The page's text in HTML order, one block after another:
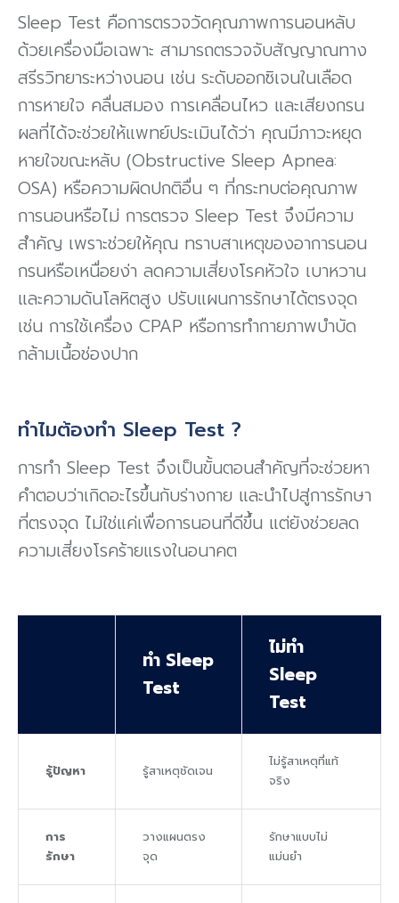
Sleep Test คือการตรวจวัดคุณภาพการนอนหลับ
ด้วยเครื่องมือเฉพาะ สามารถตรวจจับสัญญาณทาง
สรีรวิทยาระหว่างนอน เช่น ระดับออกซิเจนในเลือด
การหายใจ คลื่นสมอง การเคลื่อนไหว และเสียงกรน
ผลที่ได้จะช่วยให้แพทย์ประเมินได้ว่า คุณมีภาวะหยุด
หายใจขณะหลับ (Obstructive Sleep Apnea:
OSA) หรือความผิดปกติอื่น ๆ ที่กระทบต่อคุณภาพ
การนอนหรือไม่ การตรวจ Sleep Test จึงมีความ
สำคัญ เพราะช่วยให้คุณ ทราบสาเหตุของอาการนอน
กรนหรือเหนื่อยง่า ลดความเสี่ยงโรคหัวใจ เบาหวาน
และความดันโลหิตสูง ปรับแผนการรักษาได้ตรงจุด
เช่น การใช้เครื่อง CPAP หรือการทำกายภาพบำบัด
กล้ามเนื้อช่องปาก
ทำไมต้องทำ Sleep Test ?
การทำ Sleep Test จึงเป็นขั้นตอนสำคัญที่จะช่วยหา
คำตอบว่าเกิดอะไรขึ้นกับร่างกาย และนำไปสู่การรักษา
ที่ตรงจุด ไม่ใช่แค่เพื่อการนอนที่ดีขึ้น แต่ยังช่วยลด
ความเสี่ยงโรคร้ายแรงในอนาคต
ทำ Sleep
Test
ไม่ทำ
Sleep
Test
รู้ปัญหา รู้สาเหตุชัดเจน
ไม่รู้สาเหตุที่แท้
จริง
การ
รักษา
วางแผนตรง
จุด
รักษาแบบไม่
แม่นยำ